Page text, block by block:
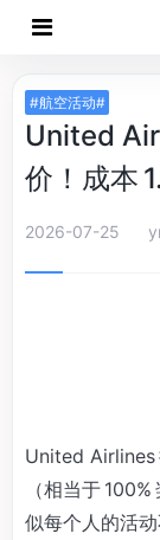
#航空活动#
United
价！成本
2026-07-25
United Airlines
（相当于
似每个人的活